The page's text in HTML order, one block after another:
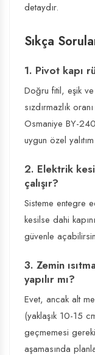
detaydır.
Sıkça
1. Pivot kapı
Doğru fitil, eşik ve
sızdırmazlık
Osmaniye BY-
uygun özel
2. Elektrik
çalışır?
Sisteme entegre
kesilse dahi
güvenle
3. Zemin
yapılır mı?
Evet, ancak alt
(yaklaşık 10-15
geçmemesi
aşamasında